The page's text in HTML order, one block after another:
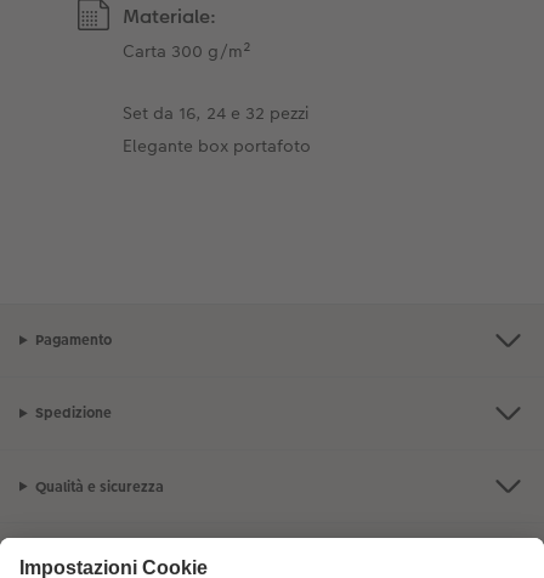
Materiale:
Carta 300 g/m²
Set da 16, 24 e 32 pezzi
Elegante box portafoto
Pagamento
Spedizione
Qualità e sicurezza
Servizio clienti